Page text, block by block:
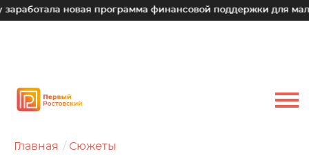
новая программа финансовой поддержки для малых
Главная Сюжеты